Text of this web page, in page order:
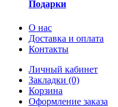
Подарки
О нас
Доставка и оплата
Контакты
Личный кабинет
Закладки (0)
Корзина
Оформление заказа